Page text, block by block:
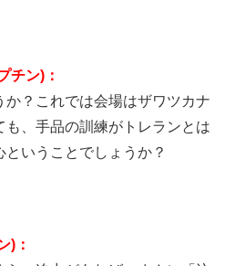
チン)：
？これでは会場はザワツカナ
、手品の訓練がトレランとは
いうことでしょうか？
)：